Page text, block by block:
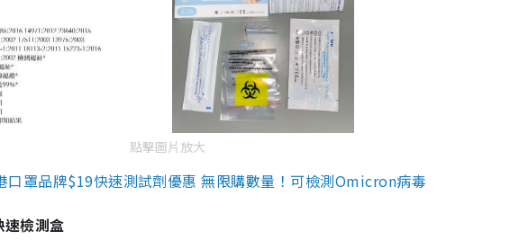
點擊圖片放大
口罩品牌$19快速測試劑優惠 無限購數量！可檢測Omicron病毒
檢測盒